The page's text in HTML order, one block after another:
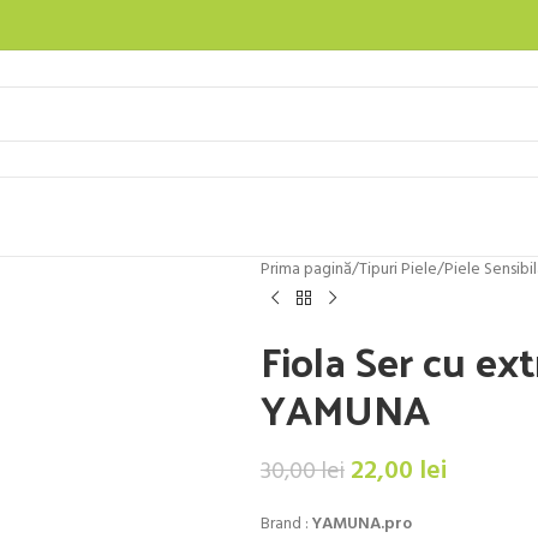
Prima pagină/Tipuri Piele/Piele
Fiola Ser cu
YAMUNA
30,00lei22,00 lei
Brand :YAMUNA.pro